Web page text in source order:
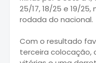
25/17, 18/25 e 19/
rodada do nacional.
Com o resultado
terceira colocação,